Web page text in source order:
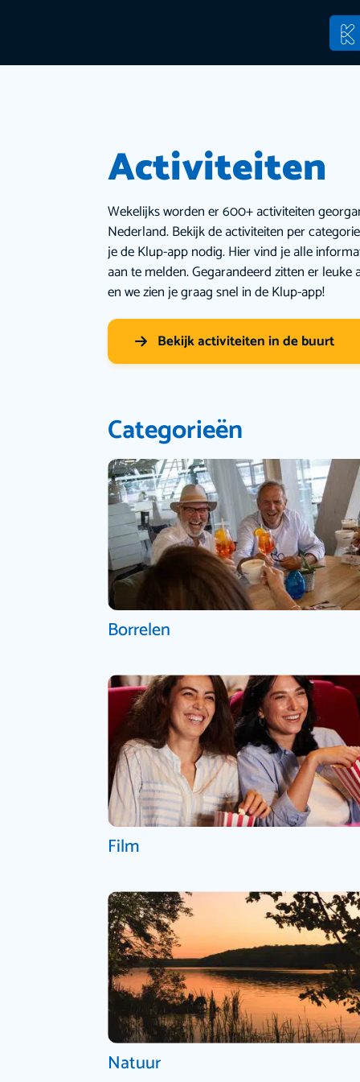
Activiteiten
Wekelijks worden er 600+ activiteiten
Nederland. Bekijk de activiteiten per
je de Klup-app nodig. Hier vind je alle
aan te melden. Gegarandeerd zitten er
en we zien je graag snel in de Klup-app!
Bekijk activiteiten in de buurt
Categorieën
Borrelen
Film
Natuur